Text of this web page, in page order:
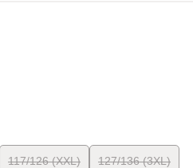
117/126 (XXL) 127/136 (3XL)